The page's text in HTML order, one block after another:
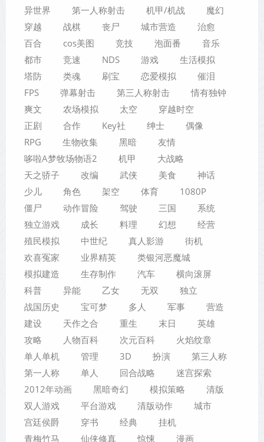
异世界
第一人称射击 机甲/机战
魔幻
穿越
战棋 丧尸 城市营造
治愈
百合
cos美图 竞技 泡面番
音乐
都市
竞速 NDS 游戏
生活模拟
塔防
类魂 刷宝 恋爱模拟
催泪
FPS
弹幕射击 第三人称射击
情有独钟
爽文
农场模拟 太空
穿越时空
正剧
合作 Key社 绅士
偶像
RPG
生物收集 黑暗
友情
哆啦A梦牧场物语2
机甲
大战略
天之骄子
改编 武侠 美食
神话
少儿
角色 架空 体育
1080P
僵尸
动作冒险 驾驶 三国
系统
独立游戏
成长 料理 幻想
经营
殖民模拟
中世纪 真人影游
街机
欢喜冤家
业界精英
类银河恶魔城
模拟建造
生存制作 汽车
横向滚屏
科普
异能 乙女 无双
独立
战国历史
宝可梦 多人 军事
营造
建设
天作之合 重生 末日
英雄
攻略
人物百科 次元百科
火焰纹章
单人单机
管理 3D 扮演
第三人称
第一人称
单人 回合战略
迷宫探索
2012年动画
黑暗奇幻 模拟策略
清版
双人游戏
平台游戏 清版动作
城市
宫廷侯爵
穿书 经典
挂机
青梅竹马
仙侠修真 惊悚
漫画